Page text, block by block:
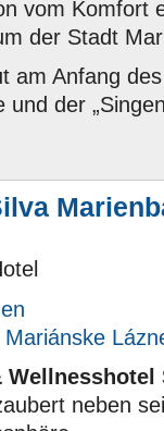
vom Komfort
der Stadt
am Anfang
der
Wellnesshotel
neben